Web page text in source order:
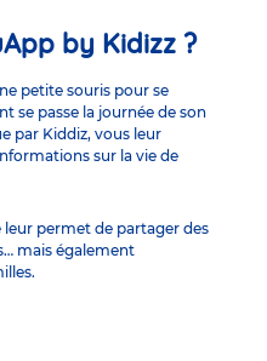
by Kidizz ?
petite souris pour se
se passe la journée de son
par Kiddiz, vous leur
sur la vie de
leur permet de partager des
mais également